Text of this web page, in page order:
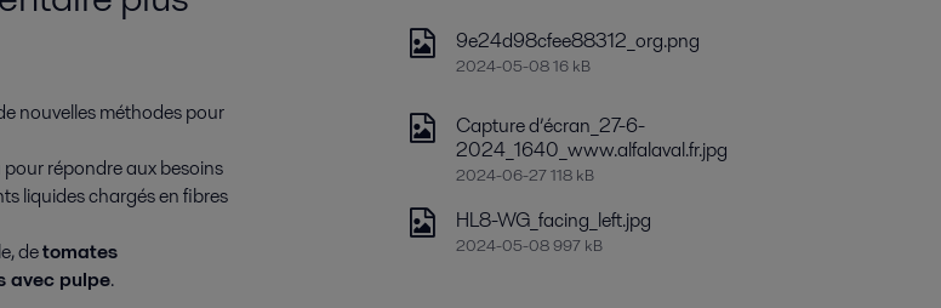
nouvelles méthodes pour
répondre aux besoins
liquides chargés en fibres
detomates
avec pulpe.
9e24d98cfee88312_org.png
2024-05-08 16 kB
Capture d’écran_27-6-
2024_1640_www.alfalaval.fr.jpg
2024-06-27 118 kB
HL8-WG_facing_left.jpg
2024-05-08 997 kB